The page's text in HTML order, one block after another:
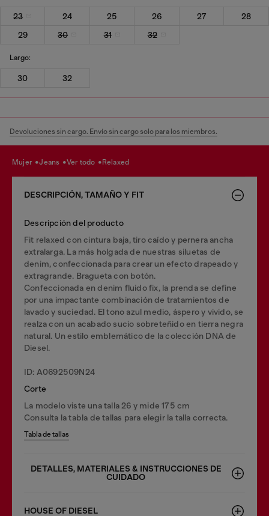
23 24 25 26 27
28
29
30 31 32
Largo:
30 32
Devoluciones sin cargo. Envío sin cargo solo para los miembros.
mujer jeans ver todo relaxed
DESCRIPCIÓN, TAMAÑO Y FIT
Descripción del producto
Fit relaxed con cintura baja, tiro caído y pernera ancha
extralarga. La más holgada de nuestras siluetas de
denim, confeccionada para crear un efecto drapeado y
extragrande. Bragueta con botón.
Confeccionada en denim fluido fix, la prenda se define
por una impactante combinación de tratamientos de
lavado y suciedad. El tono azul medio, áspero y vivido, se
realza con un acabado sucio sobreteñido en tierra negra
natural. Un estilo emblemático de la colección DNA de
Diesel.
ID: A0692509N24
Corte
La modelo viste una talla 26 y mide 175 cm
Consulta la tabla de tallas para elegir la talla correcta.
Tabla de tallas
DETALLES, MATERIALES & INSTRUCCIONES DE
CUIDADO
HOUSE OF DIESEL